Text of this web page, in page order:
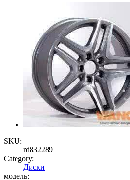
SKU:
rd832289
Category:
Диски
модель: